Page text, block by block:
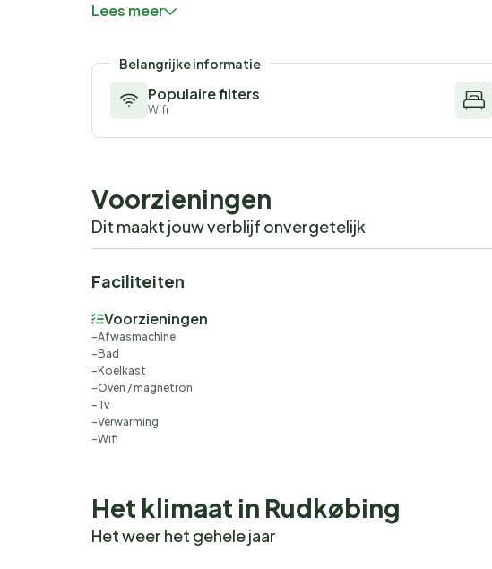
Lees meer
Belangrijke informatie
Populaire filters
Wifi
Voorzieningen
Dit maakt jouw verblijf onvergetelijk
Faciliteiten
Voorzieningen
Afwasmachine
Bad
Koelkast
Oven / magnetron
Tv
Verwarming
Wifi
Het klimaat in Rudkøbing
Het weer het gehele jaar